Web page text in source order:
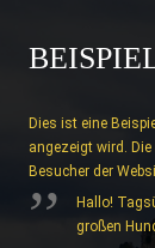
Dies ist eine
angezeigt wird.
Besucher der
Hallo!
großen